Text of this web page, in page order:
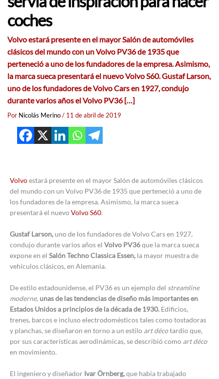
coches
Volvo estará presente en el mayor Salón de automóviles
clásicos del mundo con un Volvo PV36 de 1935 que
perteneció a uno de los fundadores de la empresa. Asimismo,
la marca sueca presentará el nuevo Volvo S60. Gustaf Larson,
uno de los fundadores de Volvo Cars en 1927, condujo
durante varios años el Volvo PV36 […]
Por Nicolás Merino/ 11 de abril de 2019
Volvoestará presente en el mayor Salón de automóviles clásicos
del mundo con un Volvo PV36 de 1935 que perteneció a uno de
los fundadores de la empresa. Asimismo, la marca sueca
presentará el nuevoVolvo S60.
Gustaf Larson, uno de los fundadores de Volvo Cars en 1927,
condujo durante varios años el Volvo PV36que la marca sueca
expone en el Salón Techno Classica Essen, la mayor muestra de
vehículos clásicos, en Alemania.
De estilo estadounidense, el PV36 es un ejemplo del streamline
moderne, unas de las tendencias de diseño más importantes en
Estados Unidos a principios de la década de 1930. Edificios,
trenes, barcos e incluso electrodomésticos tales como tostadoras
y planchas, se diseñaron en torno a un estilo art décotardío que,
por sus características aerodinámicas, se describió como art déco
en movimiento.
El ingeniero y diseñador Ivar Örnberg,que había trabajado